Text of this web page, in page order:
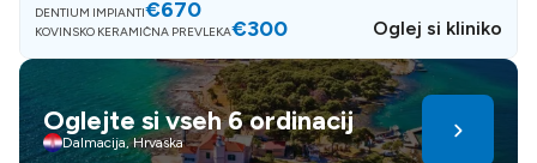
DENTIUM IMPIANTI€670
KOVINSKO KERAMIČNA PREVLEKA€300 Oglej si kliniko
Oglejte si vseh 6 ordinacij
Dalmacija, Hrvaska